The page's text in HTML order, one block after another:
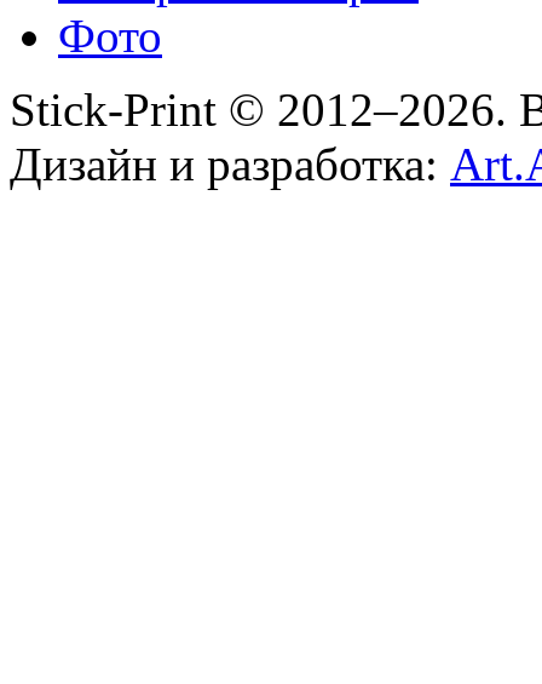
Фото
Stick-Print © 2012–2026.
Дизайн и разработка: